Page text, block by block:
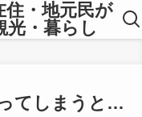
・地元民が
光・暮らし
てしまうと…